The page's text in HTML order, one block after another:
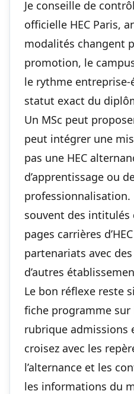
Je conseille de
officielle HEC Paris,
modalités changent
promotion, le
le rythme entreprise-
statut exact du
Un MSc peut
peut intégrer une
pas une HEC
d’apprentissage ou
professionnalisation.
souvent des intitulés
pages carrières
partenariats avec
d’autres
Le bon réflexe reste
fiche programme sur
rubrique admissions
croisez avec les
l’alternance et les
les informations du